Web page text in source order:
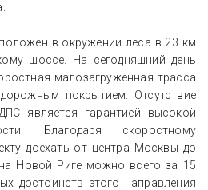
в окружении леса в 23 км
шоссе. На сегодняшний день
малозагруженная трасса
покрытием. Отсутствие
является гарантией высокой
Благодаря скоростному
доехать от центра Москвы до
Новой Риге можно всего за 15
достоинств этого направления